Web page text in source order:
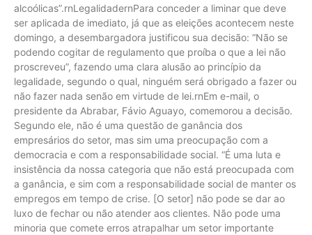
alcoólicas”.rnLegalidadernPara conceder a liminar que deve
ser aplicada de imediato, já que as eleições acontecem neste
domingo, a desembargadora justificou sua decisão: “Não se
podendo cogitar de regulamento que proíba o que a lei não
proscreveu”, fazendo uma clara alusão ao princípio da
legalidade, segundo o qual, ninguém será obrigado a fazer ou
não fazer nada senão em virtude de lei.rnEm e-mail, o
presidente da Abrabar, Fávio Aguayo, comemorou a decisão.
Segundo ele, não é uma questão de ganância dos
empresários do setor, mas sim uma preocupação com a
democracia e com a responsabilidade social. “É uma luta e
insistência da nossa categoria que não está preocupada com
a ganância, e sim com a responsabilidade social de manter os
empregos em tempo de crise. [O setor] não pode se dar ao
luxo de fechar ou não atender aos clientes. Não pode uma
minoria que comete erros atrapalhar um setor importante